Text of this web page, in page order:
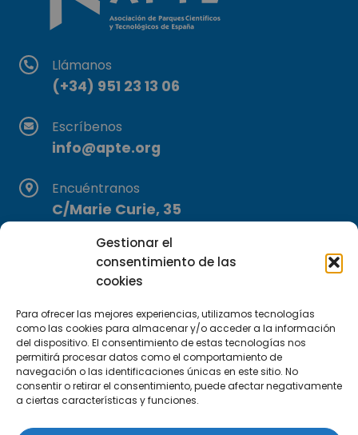
Gestionar el
consentimiento de las
cookies
Para ofrecer las mejores experiencias, utilizamos tecnologías
como las cookies para almacenar y/o acceder a la información
del dispositivo. El consentimiento de estas tecnologías nos
permitirá procesar datos como el comportamiento de
navegación o las identificaciones únicas en este sitio. No
consentir o retirar el consentimiento, puede afectar negativamente
a ciertas características y funciones.
Llámanos
(+34) 951 23 13 06
Escríbenos
info@apte.org
Encuéntranos
C/Marie Curie, 35
Suscríbete a nuestra Newsletter
SUSCRÍBETE AQUÍ